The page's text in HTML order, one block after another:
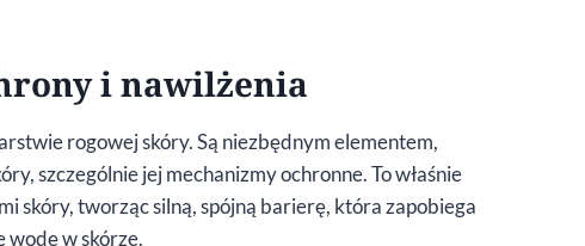
i nawilżenia
rogowej skóry. Są niezbędnym elementem,
szczególnie jej mechanizmy ochronne. To właśnie
skóry, tworząc silną, spójną barierę, która zapobiega
wodę w skórze.